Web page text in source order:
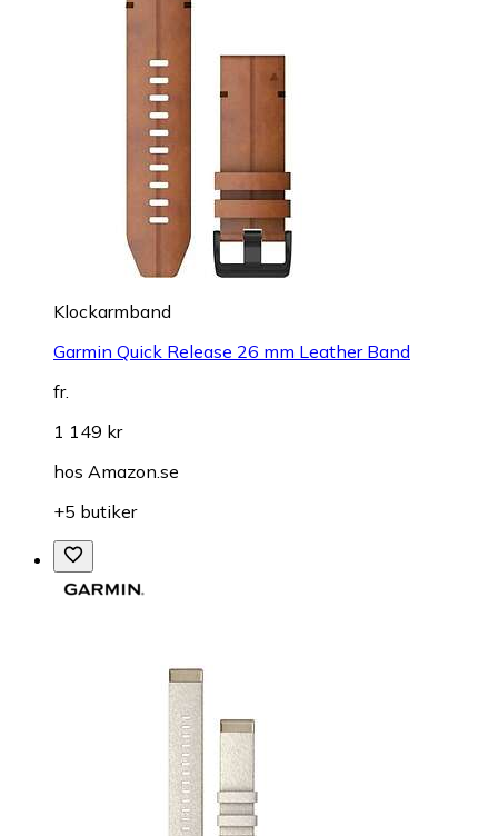
Klockarmband
Garmin Quick Release 26 mm Leather Band
fr.
1 149 kr
hos Amazon.se
+5 butiker